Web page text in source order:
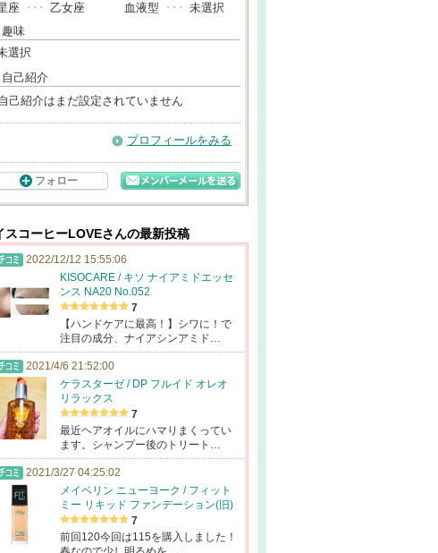
座 ･･･ 乙女座 血液型 ･･･ 未選択
趣味
選択
自己紹介
己紹介はまだ設定されていません
プロフィールをみる
フォロー
スコーヒーLOVEさんの最新投稿
2022/12/12 15:55:06
KISOCARE / キソ ナイアミドエッセ
ンス NA20 No.052
7
【ハンドケアに最高！】シワに！で
注目の成分、ナイアシンアミド…
2021/4/6 21:52:00
ケラスターゼ / DP フルイド オレオ
リラックス
7
最近ヘアオイルにハマりまくってい
ます。シャンプー後のトリート…
2021/3/27 04:25:02
メイベリン ニューヨーク / フィット
ミー リキッド ファンデーション(旧)
7
前回120今回は115を購入しました！